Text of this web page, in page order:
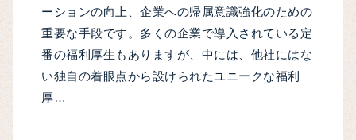
ーションの向上、企業への帰属意識強化のための
重要な手段です。多くの企業で導入されている定
番の福利厚生もありますが、中には、他社にはな
い独自の着眼点から設けられたユニークな福利
厚…